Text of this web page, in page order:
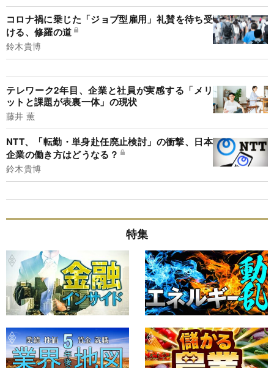
コロナ禍に乗じた「ジョブ型雇用」礼賛を待ち受
ける、修羅の道
鈴木貴博
テレワーク2年目、企業と社員が実感する「メリ
ットと課題が表裏一体」の現状
藤井 薫
NTT、「転勤・単身赴任廃止検討」の衝撃、日本
企業の働き方はどうなる？
鈴木貴博
特集